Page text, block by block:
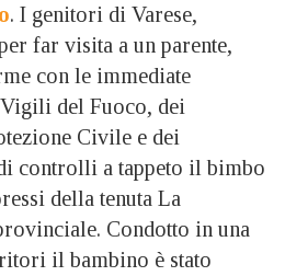
. I genitori di Varese,
far visita a un parente,
con le immediate
del Fuoco, dei
Civile e dei
controlli a tappeto il bimbo
della tenuta La
Condotto in una
il bambino è stato